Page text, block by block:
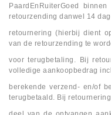
PaardEnRuiterGoed
retourzending danwel 14
retournering (hierbij dient
van de retourzending te
voor terugbetaling. Bij
volledige aankoopbedrag
berekende verzend- en/of
terugbetaald. Bij